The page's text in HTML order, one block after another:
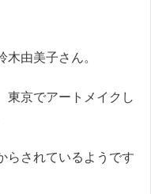
木由美子さん。
東京でアートメイクし
らされているようです